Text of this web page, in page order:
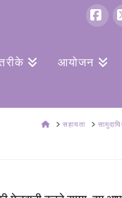
आयोजन
घर सहायता